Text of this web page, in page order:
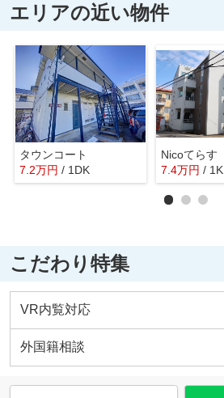
エリアの近い物件
タウンコート
7.2万円 / 1DK
Nicoてらす
7.4万円 / 1K
こだわり特集
VR内覧対応
外国籍相談